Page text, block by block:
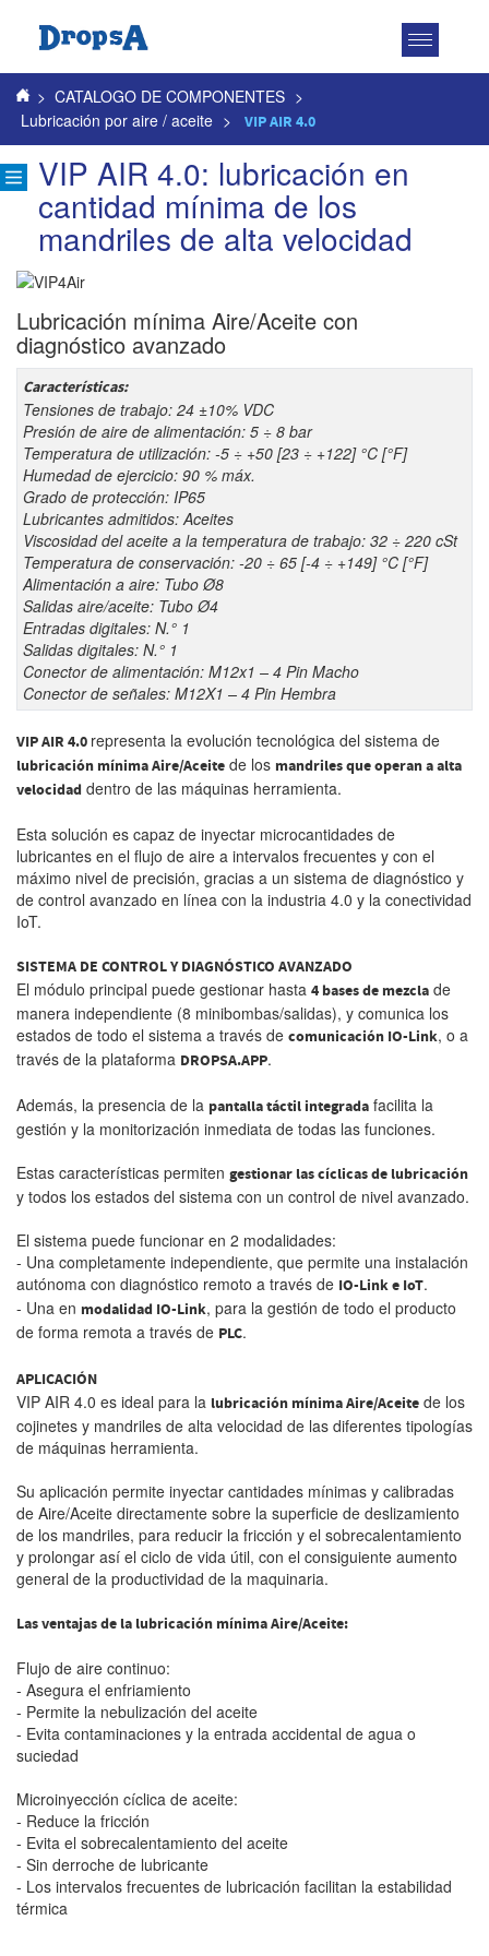
Toggle
> CATALOGO DE COMPONENTES >
Lubricación por aire / aceite > VIP AIR 4.0
VIP AIR 4.0: lubricación en
cantidad mínima de los
mandriles de alta velocidad
Lubricación mínima Aire/Aceite con
diagnóstico avanzado
Características:
Tensiones de trabajo: 24 ±10% VDC
Presión de aire de alimentación: 5 ÷ 8 bar
Temperatura de utilización: -5 ÷ +50 [23 ÷ +122] °C [°F]
Humedad de ejercicio: 90 % máx.
Grado de protección: IP65
Lubricantes admitidos: Aceites
Viscosidad del aceite a la temperatura de trabajo: 32 ÷ 220 cSt
Temperatura de conservación: -20 ÷ 65 [-4 ÷ +149] °C [°F]
Alimentación a aire: Tubo Ø8
Salidas aire/aceite: Tubo Ø4
Entradas digitales: N.° 1
Salidas digitales: N.° 1
Conector de alimentación: M12x1 – 4 Pin Macho
Conector de señales: M12X1 – 4 Pin Hembra
VIP AIR 4.0 representa la evolución tecnológica del sistema de
lubricación mínima Aire/Aceite de los mandriles que operan a alta
velocidad dentro de las máquinas herramienta.
Esta solución es capaz de inyectar microcantidades de
lubricantes en el flujo de aire a intervalos frecuentes y con el
máximo nivel de precisión, gracias a un sistema de diagnóstico y
de control avanzado en línea con la industria 4.0 y la conectividad
IoT.
SISTEMA DE CONTROL Y DIAGNÓSTICO AVANZADO
El módulo principal puede gestionar hasta 4 bases de mezcla de
manera independiente (8 minibombas/salidas), y comunica los
estados de todo el sistema a través de comunicación IO-Link, o a
través de la plataforma DROPSA.APP.
Además, la presencia de la pantalla táctil integrada facilita la
gestión y la monitorización inmediata de todas las funciones.
Estas características permiten gestionar las cíclicas de lubricación
y todos los estados del sistema con un control de nivel avanzado.
El sistema puede funcionar en 2 modalidades:
- Una completamente independiente, que permite una instalación
autónoma con diagnóstico remoto a través de IO-Link e IoT.
- Una en modalidad IO-Link, para la gestión de todo el producto
de forma remota a través de PLC.
APLICACIÓN
VIP AIR 4.0 es ideal para la lubricación mínima Aire/Aceite de los
cojinetes y mandriles de alta velocidad de las diferentes tipologías
de máquinas herramienta.
Su aplicación permite inyectar cantidades mínimas y calibradas
de Aire/Aceite directamente sobre la superficie de deslizamiento
de los mandriles, para reducir la fricción y el sobrecalentamiento
y prolongar así el ciclo de vida útil, con el consiguiente aumento
general de la productividad de la maquinaria.
Las ventajas de la lubricación mínima Aire/Aceite:
Flujo de aire continuo:
- Asegura el enfriamiento
- Permite la nebulización del aceite
- Evita contaminaciones y la entrada accidental de agua o
suciedad
Microinyección cíclica de aceite:
- Reduce la fricción
- Evita el sobrecalentamiento del aceite
- Sin derroche de lubricante
- Los intervalos frecuentes de lubricación facilitan la estabilidad
térmica